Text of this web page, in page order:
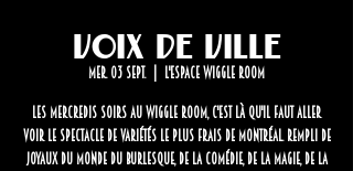
Voix de Ville
mer. 03 sept.
  |
L'Espace Wiggle Room
Les mercredis soirs au Wiggle Room, c'est là qu'il faut aller
voir le spectacle de variétés le plus frais de Montréal. Rempli de
joyaux du monde du burlesque, de la comédie, de la magie, de la